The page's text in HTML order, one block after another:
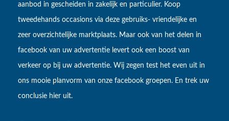
aanbod in gescheiden in zakelijk en particulier. Koop
tweedehands occasions via deze gebruiks- vriendelijke en
zeer overzichtelijke marktplaats. Maar ook van het delen in
facebook van uw advertentie levert ook een boost van
verkeer op bij uw advertentie. Wij zegen test het even uit in
ons mooie planvorm van onze facebook groepen. En trek uw
conclusie hier uit.